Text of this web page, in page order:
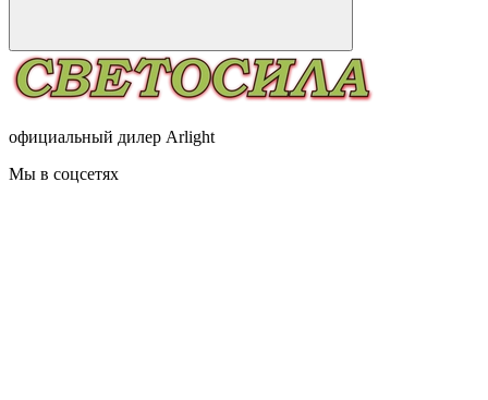
официальный дилер Arlight
Мы в соцсетях